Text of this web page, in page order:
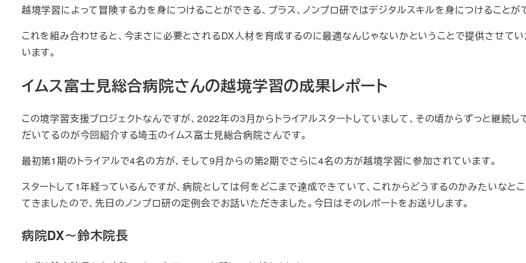
越境学習によって冒険する力を身につけることができる、プラス、ノンプロ研ではデジタルスキルを身につけることが
これを組み合わせると、今まさに必要とされるDX人材を育成するのに最適なんじゃないかということで提供させて
います。
イムス富士見総合病院さんの越境学習の成果レポート
この境学習支援プロジェクトなんですが、2022年の3月からトライアルスタートしていまして、その頃からずっと継続し
だいてるのが今回紹介する埼玉のイムス富士見総合病院さんです。
最初第1期のトライアルで4名の方が、そして9月からの第2期でさらに4名の方が越境学習に参加されています。
スタートして1年経っているんですが、病院としては何をどこまで達成できていて、これからどうするのかみたいなと
てきましたので、先日のノンプロ研の定例会でお話いただきました。今日はそのレポートをお送りします。
病院DX～鈴木院長